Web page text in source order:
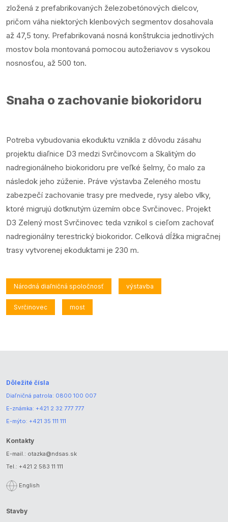
zložená z prefabrikovaných železobetónových dielcov,
pričom váha niektorých klenbových segmentov dosahovala
až 47,5 tony. Prefabrikovaná nosná konštrukcia jednotlivých
mostov bola montovaná pomocou autožeriavov s vysokou
nosnosťou, až 500 ton.
Snaha o zachovanie biokoridoru
Potreba vybudovania ekoduktu vznikla z dôvodu zásahu
projektu diaľnice D3 medzi Svrčinovcom a Skalitým do
nadregionálneho biokoridoru pre veľké šelmy, čo malo za
následok jeho zúženie. Práve výstavba Zeleného mostu
zabezpečí zachovanie trasy pre medvede, rysy alebo vlky,
ktoré migrujú dotknutým územím obce Svrčinovec. Projekt
D3 Zelený most Svrčinovec teda vznikol s cieľom zachovať
nadregionálny terestrický biokoridor. Celková dĺžka migračnej
trasy vytvorenej ekoduktami je 230 m.
Národná diaľničná spoločnosť výstavba
Svrčinovec most
Dôležité čísla
Diaľničná patrola: 0800 100 007
E-známka: +421 2 32 777 777
E-mýto: +421 35 111 111
Kontakty
E-mail.: otazka@ndsas.sk
Tel.: +421 2 583 11 111
English
Stavby